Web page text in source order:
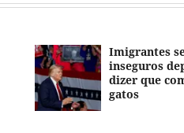
Imigrantes
inseguros
dizer que
gatos